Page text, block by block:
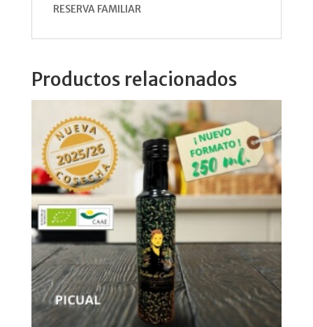
RESERVA FAMILIAR
Productos relacionados